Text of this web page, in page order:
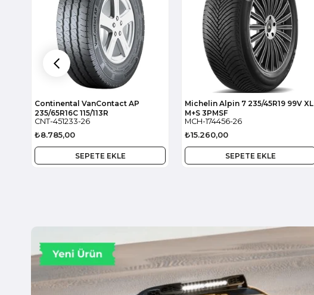
Continental VanContact AP
235/65R16C 115/113R
CNT-451233-26
₺8.785,00
SEPETE EKLE
Michelin Alpin 7 235/45R19 99V XL
M+S 3PMSF
MCH-174456-26
₺15.260,00
SEPETE EKLE